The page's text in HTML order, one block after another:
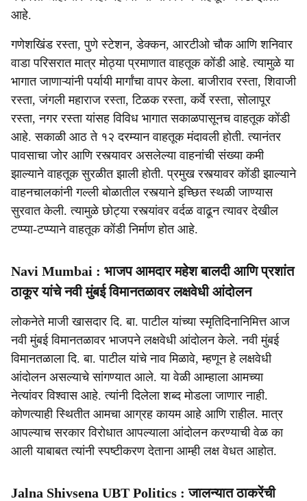
आहे.
गणेशखिंड रस्ता, पुणे स्टेशन, डेक्कन, आरटीओ चौक आणि शनिवार
वाडा परिसरात मात्र मोठ्या प्रमाणात वाहतूक कोंडी आहे. त्यामुळे या
भागात जाणाऱ्यांनी पर्यायी मार्गांचा वापर केला. बाजीराव रस्ता, शिवाजी
रस्ता, जंगली महाराज रस्ता, टिळक रस्ता, कर्वे रस्ता, सोलापूर
रस्ता, नगर रस्ता यांसह विविध भागात सकाळपासूनच वाहतूक कोंडी
आहे. सकाळी आठ ते १२ दरम्यान वाहतूक मंदावली होती. त्यानंतर
पावसाचा जोर आणि रस्त्यावर असलेल्या वाहनांची संख्या कमी
झाल्याने वाहतूक सुरळीत झाली होती. प्रमुख रस्त्यावर कोंडी झाल्याने
वाहनचालकांनी गल्ली बोळातील रस्त्याने इच्छित स्थळी जाण्यास
सुरवात केली. त्यामुळे छोट्या रस्त्यांवर वर्दळ वाढून त्यावर देखील
टप्प्या-टप्प्याने वाहतूक कोंडी निर्माण होत आहे.
Navi Mumbai : भाजप आमदार महेश बालदी आणि प्रशांत
ठाकूर यांचे नवी मुंबई विमानतळावर लक्षवेधी आंदोलन
लोकनेते माजी खासदार दि. बा. पाटील यांच्या स्मृतिदिनानिमित्त आज
नवी मुंबई विमानतळावर भाजपने लक्षवेधी आंदोलन केले. नवी मुंबई
विमानतळाला दि. बा. पाटील यांचे नाव मिळावे, म्हणून हे लक्षवेधी
आंदोलन असल्याचे सांगण्यात आले. या वेळी आम्हाला आमच्या
नेत्यांवर विश्वास आहे. त्यांनी दिलेला शब्द मोडला जाणार नाही.
कोणत्याही स्थितीत आमचा आग्रह कायम आहे आणि राहील. मात्र
आपल्याच सरकार विरोधात आपल्याला आंदोलन करण्याची वेळ का
आली याबाबत त्यांनी स्पष्टीकरण देताना आम्ही लक्ष वेधत आहोत.
Jalna Shivsena UBT Politics : जालन्यात ठाकरेंची